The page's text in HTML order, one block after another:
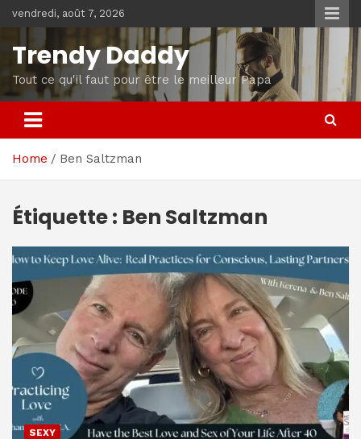
to
content
vendredi, août 7, 2026
Trendy Daddy
Tout ce qu'il faut pour être le meilleur Papa
Home Ben Saltzman
Étiquette : Ben Saltzman
SEXY